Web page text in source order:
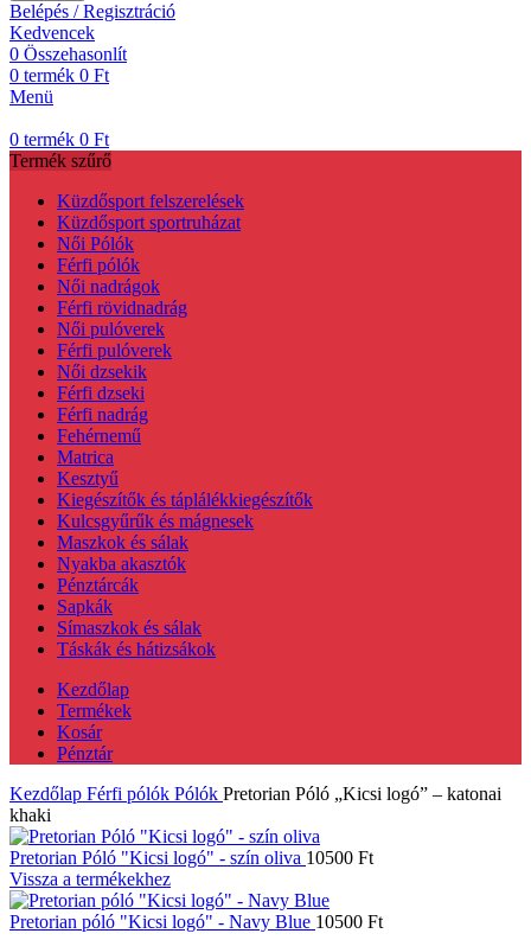
Belépés / Regisztráció
Kedvencek
0 Összehasonlít
0 termék 0 Ft
Menü
0 termék 0 Ft
Termék szűrő
Küzdősport felszerelések
Küzdősport sportruházat
Női Pólók
Férfi pólók
Női nadrágok
Férfi rövidnadrág
Női pulóverek
Férfi pulóverek
Női dzsekik
Férfi dzseki
Férfi nadrág
Fehérnemű
Matrica
Kesztyű
Kiegészítők és táplálékkiegészítők
Kulcsgyűrűk és mágnesek
Maszkok és sálak
Nyakba akasztók
Pénztárcák
Sapkák
Símaszkok és sálak
Táskák és hátizsákok
Kezdőlap
Termékek
Kosár
Pénztár
Kezdőlap Férfi pólók Pólók Pretorian Póló „Kicsi logó” – katonai
khaki
Pretorian Póló "Kicsi logó" - szín oliva 10500 Ft
Vissza a termékekhez
Pretorian póló "Kicsi logó" - Navy Blue 10500 Ft